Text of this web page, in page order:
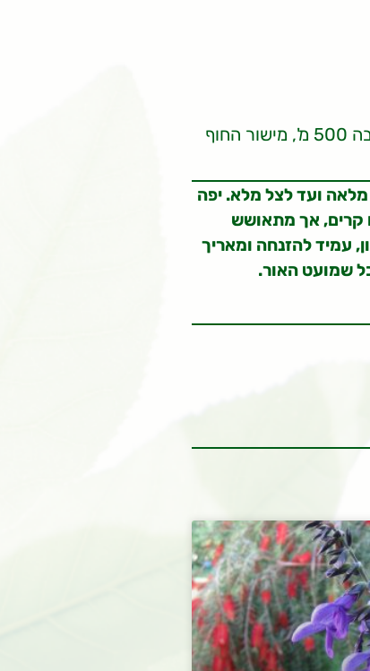
אזור ההר, אזורי הגבעות עד גובה 500 מ', מישור החוף
ועד לצל מלא. יפה
קרים, אך מתאושש
עמיד להזנחה ומאריך
שמועט האור.